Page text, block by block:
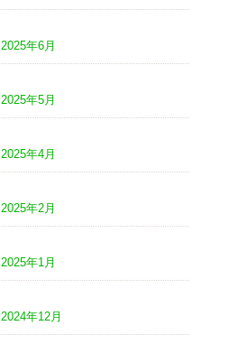
2025年6月
2025年5月
2025年4月
2025年2月
2025年1月
2024年12月